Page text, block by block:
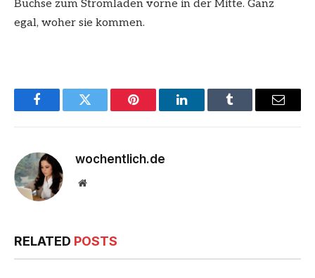
Buchse zum Stromladen vorne in der Mitte. Ganz
egal, woher sie kommen.
FacebookTwitter Pinterest LinkedInTumblr Email
wochentlich.de
Website
RELATED POSTS